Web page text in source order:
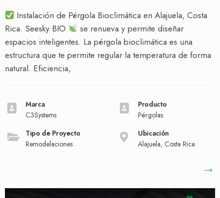
Instalación de Pérgola Bioclimática en Alajuela, Costa
Rica. Seesky BIO
se renueva y permite diseñar
espacios inteligentes. La pérgola bioclimática es una
estructura que te permite regular la temperatura de forma
natural. Eficiencia,
Marca
C3Systems
Producto
Pérgolas
Tipo de Proyecto
Remodelaciones
Ubicación
Alajuela, Costa Rica
→